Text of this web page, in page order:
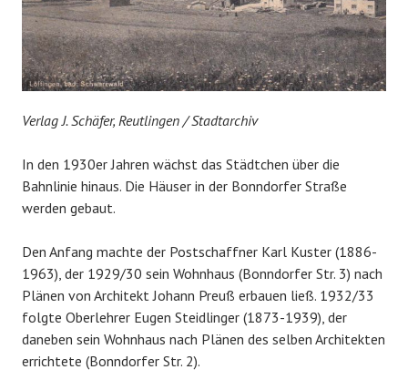
Verlag J. Schäfer, Reutlingen / Stadtarchiv
In den 1930er Jahren wächst das Städtchen über die
Bahnlinie hinaus. Die Häuser in der Bonndorfer Straße
werden gebaut.
Den Anfang machte der Postschaffner Karl Kuster (1886-
1963), der 1929/30 sein Wohnhaus (Bonndorfer Str. 3) nach
Plänen von Architekt Johann Preuß erbauen ließ. 1932/33
folgte Oberlehrer Eugen Steidlinger (1873-1939), der
daneben sein Wohnhaus nach Plänen des selben Architekten
errichtete (Bonndorfer Str. 2).